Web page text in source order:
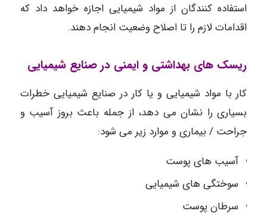
استفاده کنندگان از مواد شیمیایی اجازه خواهد داد که
اقدامات لازم را تا اصلاح وضعیت انجام دهند.
ریسک های بهداشتی و ایمنی در صنایع شیمیایی
کار با مواد شیمیایی و یا کار در صنایع شیمیایی خطرات
بسیاری را نشان می دهد، از جمله باعث بروز آسیب و
جراحت / بیماری و موارد زیر می شود:
آسیب های پوست
سوختگی های شیمیایی
سرطان پوست